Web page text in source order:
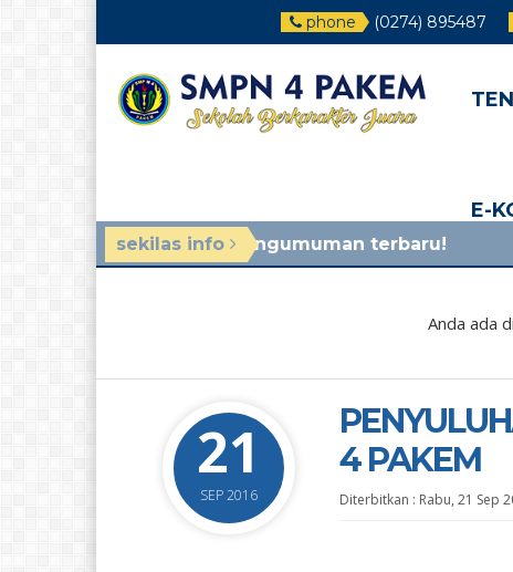
phone (0274) 895487
E-
sekilas info
lihat di pengumuman terbaru! 1 bulan yang
Anda ada
21
SEP 2016
4 PAKEM
Diterbitkan : Rabu, 21 Sep